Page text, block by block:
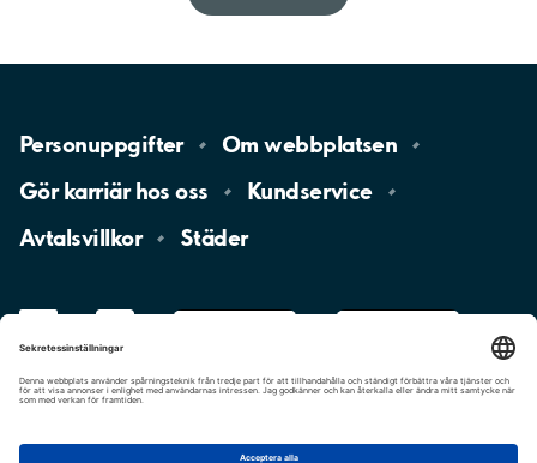
Personuppgifter Omwebbplatsen
Gör karriär hososs
Kundservice
Avtalsvillkor
Städer